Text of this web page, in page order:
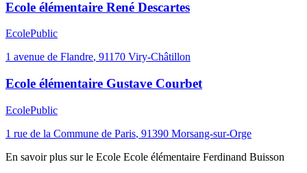
Ecole élémentaire René Descartes
EcolePublic
1 avenue de Flandre, 91170 Viry-Châtillon
Ecole élémentaire Gustave Courbet
EcolePublic
1 rue de la Commune de Paris, 91390 Morsang-sur-Orge
En savoir plus sur le Ecole Ecole élémentaire Ferdinand Buisson